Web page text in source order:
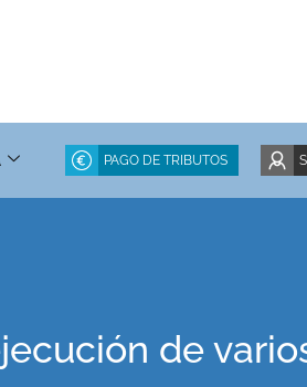
PAGO DE TRIBUTOS
de